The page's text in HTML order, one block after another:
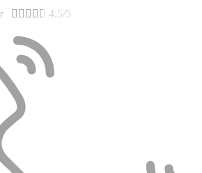
     4.5/5